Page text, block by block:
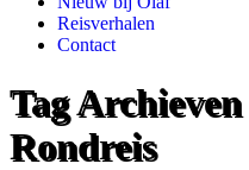
Reisverhalen
Contact
Tag Archieven
Rondreis